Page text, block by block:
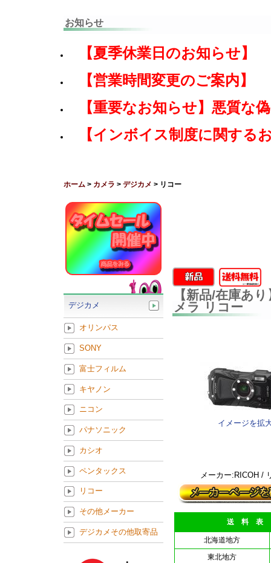
お知らせ
【夏季休業日のお知らせ】
【営業時間変更のご案内】
【重要なお知らせ】悪質な
【インボイス制度に関する
ホーム > カメラ > デジカメ > リコー
【新品/在庫あ
メラ リコー
イメージを拡
メーカー:RICOH /
送 料 表
北海道地方
東北地方
デジカメ
オリンパス
SONY
富士フィルム
キヤノン
ニコン
パナソニック
カシオ
ペンタックス
リコー
その他メーカー
デジカメその他取寄品